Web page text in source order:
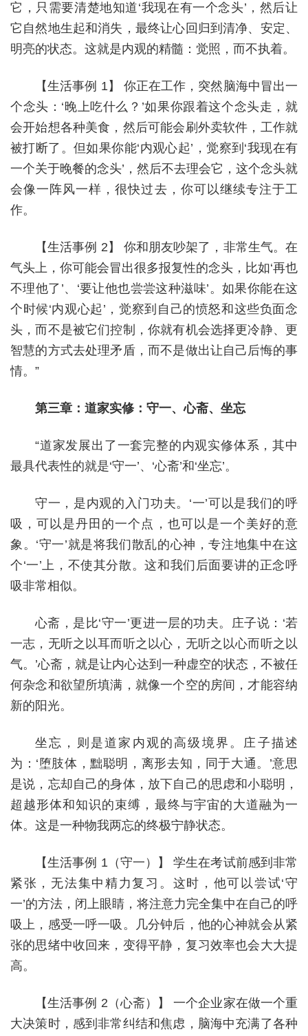
它，只需要清楚地知道‘我现在有一个念头’，然后让
它自然地生起和消失，最终让心回归到清净、安定、
明亮的状态。这就是内观的精髓：觉照，而不执着。
【生活事例 1】 你正在工作，突然脑海中冒出一
个念头：‘晚上吃什么？’如果你跟着这个念头走，就
会开始想各种美食，然后可能会刷外卖软件，工作就
被打断了。但如果你能‘内观心起’，觉察到‘我现在有
一个关于晚餐的念头’，然后不去理会它，这个念头就
会像一阵风一样，很快过去，你可以继续专注于工
作。
【生活事例 2】 你和朋友吵架了，非常生气。在
气头上，你可能会冒出很多报复性的念头，比如‘再也
不理他了’、‘要让他也尝尝这种滋味’。如果你能在这
个时候‘内观心起’，觉察到自己的愤怒和这些负面念
头，而不是被它们控制，你就有机会选择更冷静、更
智慧的方式去处理矛盾，而不是做出让自己后悔的事
情。”
第三章：道家实修：守一、心斋、坐忘
“道家发展出了一套完整的内观实修体系，其中
最具代表性的就是‘守一’、‘心斋’和‘坐忘’。
守一，是内观的入门功夫。‘一’可以是我们的呼
吸，可以是丹田的一个点，也可以是一个美好的意
象。‘守一’就是将我们散乱的心神，专注地集中在这
个‘一’上，不使其分散。这和我们后面要讲的正念呼
吸非常相似。
心斋，是比‘守一’更进一层的功夫。庄子说：‘若
一志，无听之以耳而听之以心，无听之以心而听之以
气。’心斋，就是让内心达到一种虚空的状态，不被任
何杂念和欲望所填满，就像一个空的房间，才能容纳
新的阳光。
坐忘，则是道家内观的高级境界。庄子描述
为：‘堕肢体，黜聪明，离形去知，同于大通。’意思
是说，忘却自己的身体，放下自己的思虑和小聪明，
超越形体和知识的束缚，最终与宇宙的大道融为一
体。这是一种物我两忘的终极宁静状态。
【生活事例 1（守一）】 学生在考试前感到非常
紧张，无法集中精力复习。这时，他可以尝试‘守
一’的方法，闭上眼睛，将注意力完全集中在自己的呼
吸上，感受一呼一吸。几分钟后，他的心神就会从紧
张的思绪中收回来，变得平静，复习效率也会大大提
高。
【生活事例 2（心斋）】 一个企业家在做一个重
大决策时，感到非常纠结和焦虑，脑海中充满了各种